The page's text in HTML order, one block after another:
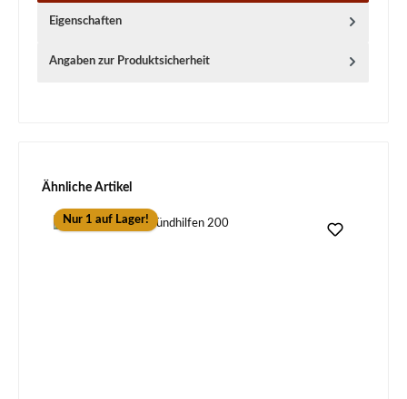
Eigenschaften
Angaben zur Produktsicherheit
Produktgalerie überspringen
Ähnliche Artikel
Nur 1 auf Lager!